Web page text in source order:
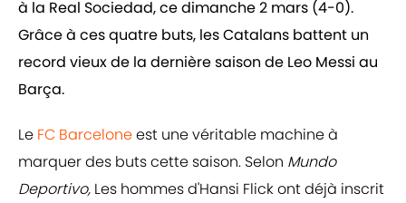
à la Real Sociedad, ce dimanche 2 mars (4-0).
Grâce à ces quatre buts, les Catalans battent un
record vieux de la dernière saison de Leo Messi au
Barça.
Le FC Barceloneest une véritable machine à
marquer des buts cette saison. Selon Mundo
Deportivo, Les hommes d'Hansi Flick ont déjà inscrit